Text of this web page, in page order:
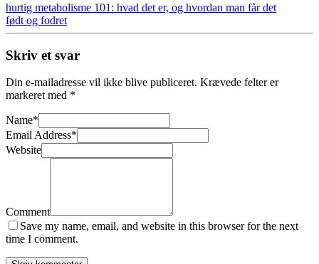
hurtig metabolisme 101: hvad det er, og hvordan man får det
født og fodret
Skriv et svar
Din e-mailadresse vil ikke blive publiceret. Krævede felter er
markeret med *
Name*
Email Address*
Website
Comment
Save my name, email, and website in this browser for the next
time I comment.